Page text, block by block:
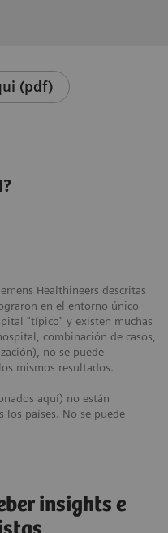
(pdf)
Healthineers descritas
en el entorno único
"típico" y existen muchas
combinación de casos,
no se puede
mismos resultados.
aquí) no están
los países. No se puede
insights e